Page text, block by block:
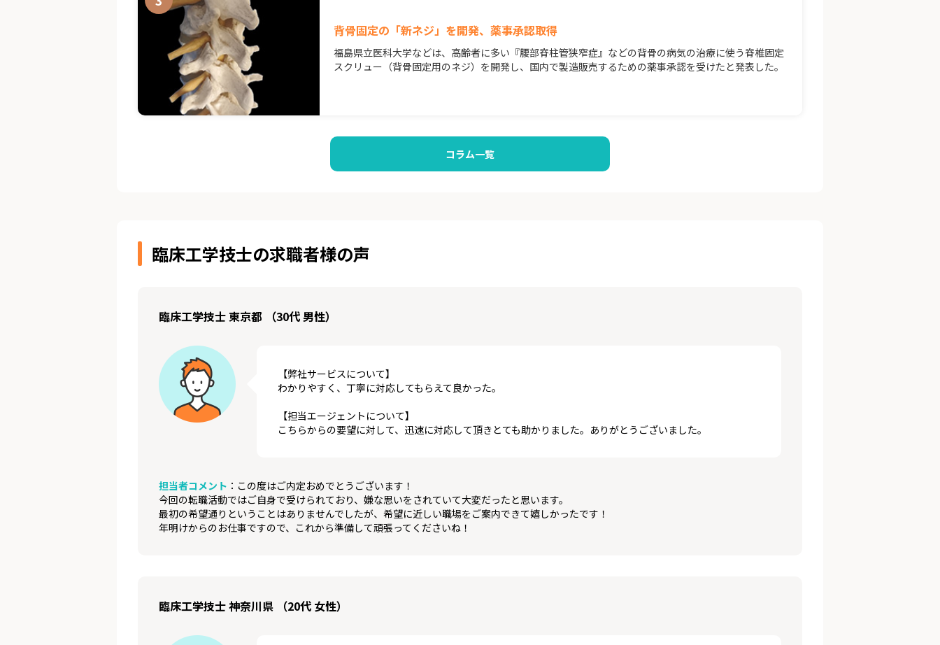
背骨固定の「新ネジ」を開発、薬事承認取得
福島県立医科大学などは、高齢者に多い『腰部脊柱管狭窄症』などの背骨の病気の治療に使う脊椎固定
スクリュー（背骨固定用のネジ）を開発し、国内で製造販売するための薬事承認を受けたと発表した。
コラム一覧
臨床工学技士の求職者様の声
臨床工学技士 東京都 （30代 男性）
【弊社サービスについて】
わかりやすく、丁寧に対応してもらえて良かった。
【担当エージェントについて】
こちらからの要望に対して、迅速に対応して頂きとても助かりました。ありがとうございました。
担当者コメント ：この度はご内定おめでとうございます！
今回の転職活動ではご自身で受けられており、嫌な思いをされていて大変だったと思います。
最初の希望通りということはありませんでしたが、希望に近しい職場をご案内できて嬉しかったです！
年明けからのお仕事ですので、これから準備して頑張ってくださいね！
臨床工学技士 神奈川県 （20代 女性）